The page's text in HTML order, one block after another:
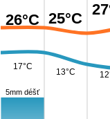
26°C
17°C
5mm déšť
25°C
13°C